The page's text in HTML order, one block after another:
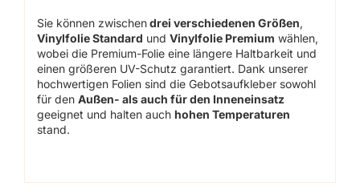
Sie können zwischendrei verschiedenen Größen,
Vinylfolie Standard undVinylfolie Premium wählen,
wobei die Premium-Folie eine längere Haltbarkeit und
einen größeren UV-Schutz garantiert. Dank unserer
hochwertigen Folien sind die Gebotsaufkleber sowohl
für denAußen- als auch für den Inneneinsatz
geeignet und halten auch hohen Temperaturen
stand.